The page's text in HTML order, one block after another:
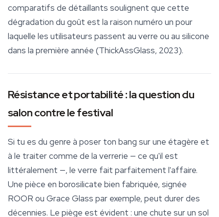
comparatifs de détaillants soulignent que cette
dégradation du goût est la raison numéro un pour
laquelle les utilisateurs passent au verre ou au silicone
dans la première année (ThickAssGlass, 2023).
Résistance et portabilité : la question du
salon contre le festival
Si tu es du genre à poser ton bang sur une étagère et
à le traiter comme de la verrerie — ce qu'il est
littéralement —, le verre fait parfaitement l'affaire.
Une pièce en borosilicate bien fabriquée, signée
ROOR ou Grace Glass par exemple, peut durer des
décennies. Le piège est évident : une chute sur un sol